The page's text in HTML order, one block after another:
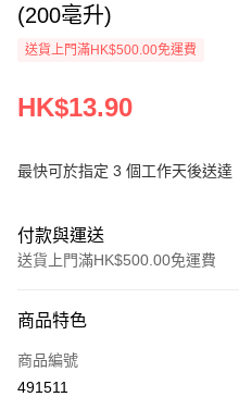
(200亳升)
送貨上門滿HK$500.00免運費
HK$13.90
最快可於指定 3 個工作天後送達
付款與運送
送貨上門滿HK$500.00免運費
信用卡
AlipayHK
商品特色
商品編號
491511